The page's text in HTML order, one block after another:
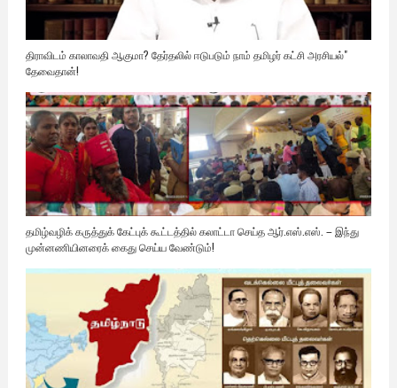
திராவிடம் காலாவதி ஆகுமா? தேர்தலில் ஈடுபடும் நாம் தமிழர் கட்சி அரசியல்"
தேவைதான்!
தமிழ்வழிக் கருத்துக் கேட்புக் கூட்டத்தில் கலாட்டா செய்த ஆர்.எஸ்.எஸ். – இந்து
முன்னணியினரைக் கைது செய்ய வேண்டும்!